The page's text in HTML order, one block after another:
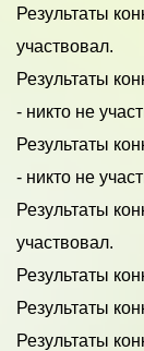
Результаты
участвовал.
Результаты
- никто не
Результаты
- никто не
Результаты
участвовал.
Результаты
Результаты
Результаты